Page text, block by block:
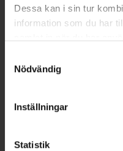
Dessa kan i sin tur
information som du har
Nödvändig
Inställningar
Statistik